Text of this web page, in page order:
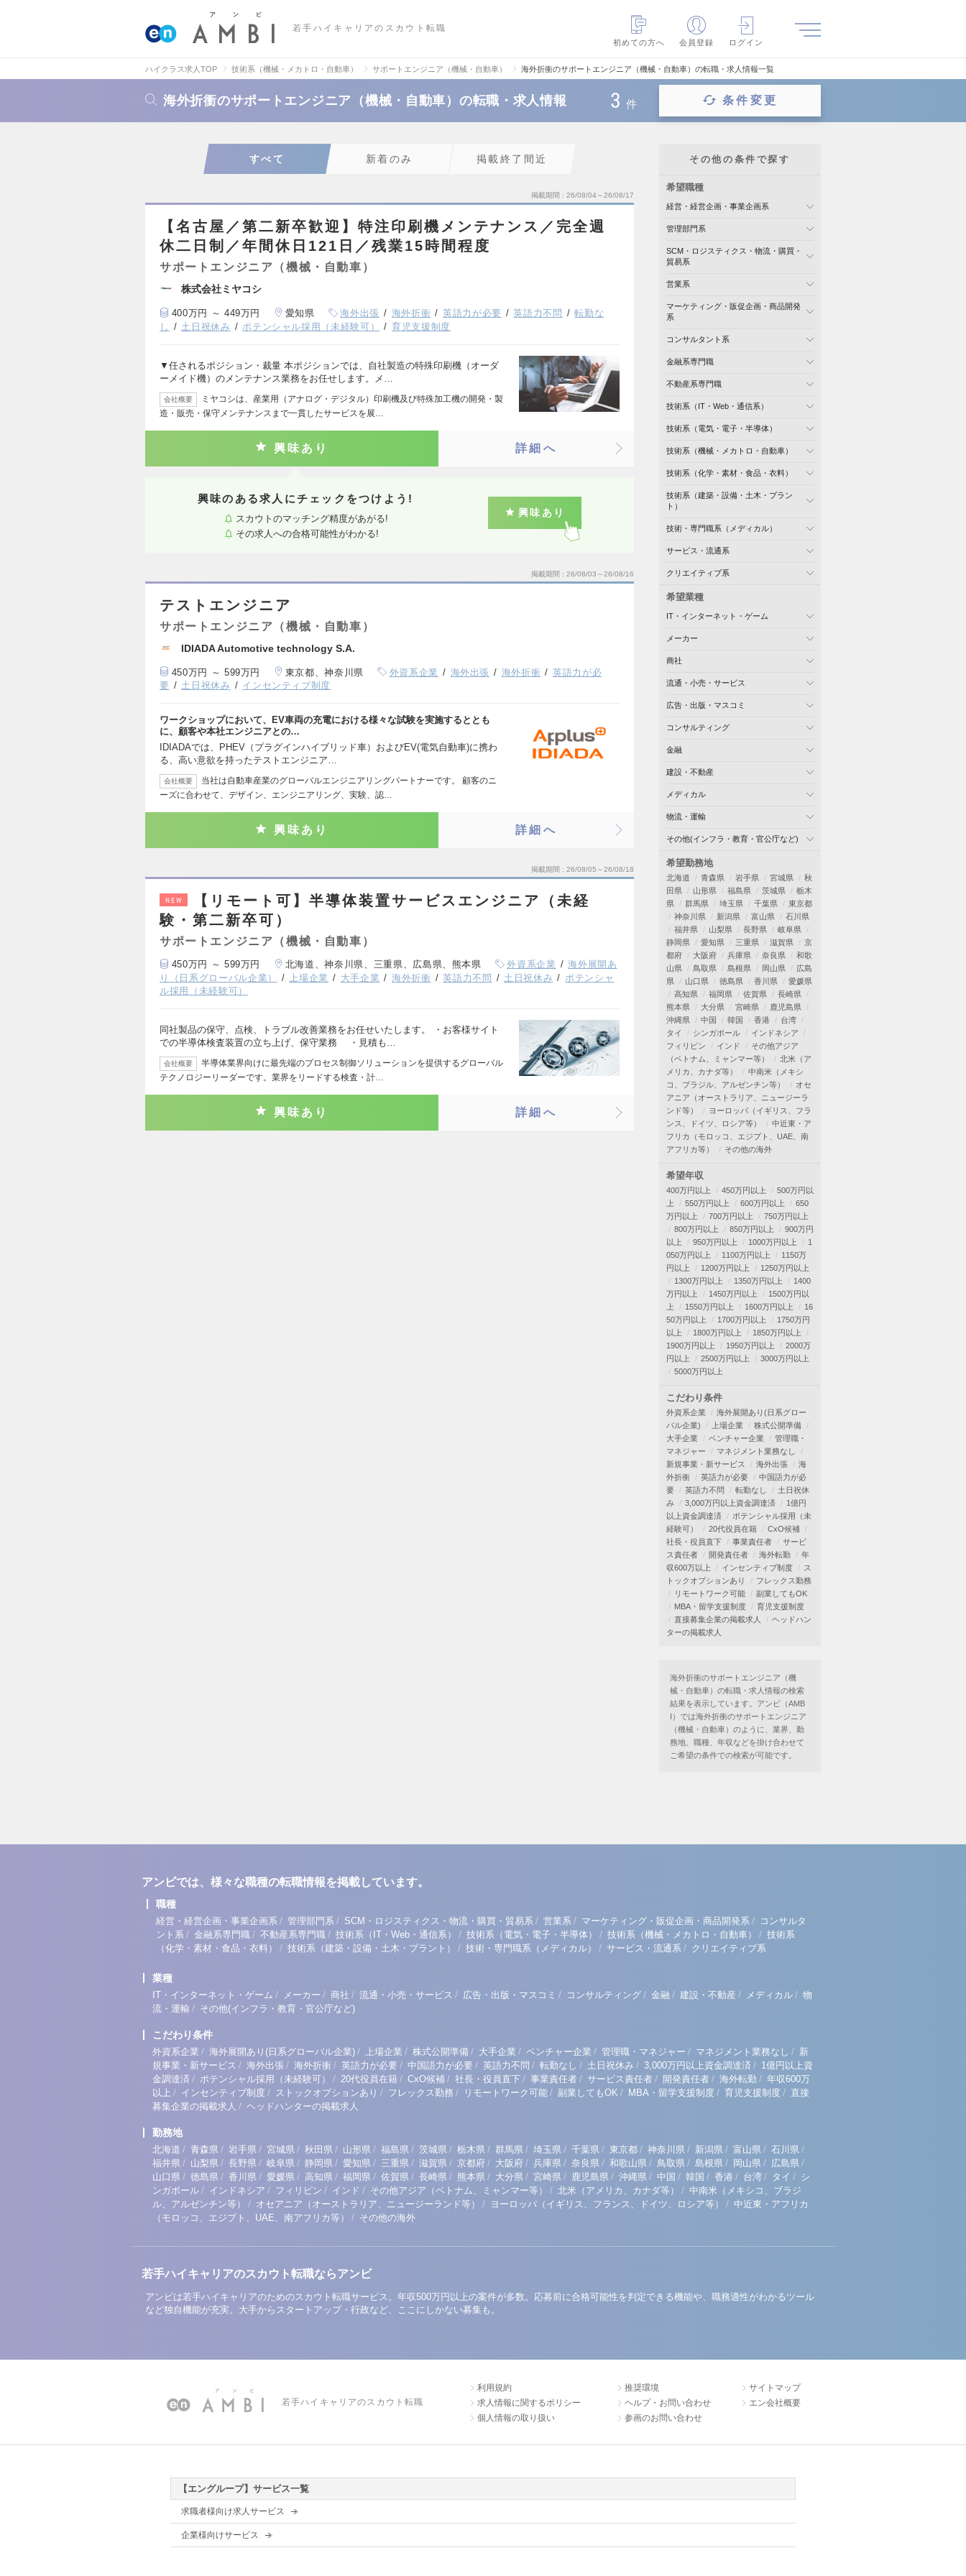
若手ハイキャリアのスカウト転職
初めての方へ
会員登録 ログイン
ハイクラス求人TOP 技術系（機械・メカトロ・自動車） サポートエンジニア（機械・自動車） 海外折衝のサポートエンジニア（機械・自動車）の転職・求人情報一覧
海外折衝のサポートエンジニア（機械・自動車）の転職・求人情報 3 件 条件変更
すべて 新着のみ 掲載終了間近
掲載期間 26/08/04～26/08/17
【名古屋／第二新卒歓迎】特注印刷機メンテナンス／完全週
休二日制／年間休日121日／残業15時間程度
サポートエンジニア（機械・自動車）
株式会社ミヤコシ
400万円 ～ 449万円 愛知県 海外出張 海外折衝 英語力が必要 英語力不問
転勤な
し
土日祝休み ポテンシャル採用（未経験可） 育児支援制度
▼任されるポジション・裁量 本ポジションでは、自社製造の特殊印刷機（オーダ
ーメイド機）のメンテナンス業務をお任せします。メ…
会社概要
ミヤコシは、産業用（アナログ・デジタル）印刷機及び特殊加工機の開発・製
造・販売・保守メンテナンスまで一貫したサービスを展…
興味あり 詳細へ
興味のある求人にチェックをつけよう!
スカウトのマッチング精度があがる!
その求人への合格可能性がわかる!
興味あり
掲載期間 26/08/03～26/08/16
テストエンジニア
サポートエンジニア（機械・自動車）
IDIADA Automotive technology S.A.
450万円 ～ 599万円 東京都、神奈川県 外資系企業 海外出張 海外折衝
英語力が必
要
土日祝休み インセンティブ制度
ワークショップにおいて、EV車両の充電における様々な試験を実施するととも
に、顧客や本社エンジニアとの…
IDIADAでは、PHEV（プラグインハイブリッド車）およびEV(電気自動車)に携わ
る、高い意欲を持ったテストエンジニア…
会社概要
当社は自動車産業のグローバルエンジニアリングパートナーです。 顧客のニ
ーズに合わせて、デザイン、エンジニアリング、実験、認…
興味あり 詳細へ
掲載期間 26/08/05～26/08/18
NEW
【リモート可】半導体装置サービスエンジニア（未経
験・第二新卒可）
サポートエンジニア（機械・自動車）
450万円 ～ 599万円 北海道、神奈川県、三重県、広島県、熊本県 外資系企業
海外展開あ
り（日系グローバル企業）
上場企業 大手企業 海外折衝 英語力不問 土日祝休み
ポテンシャ
ル採用（未経験可）
同社製品の保守、点検、トラブル改善業務をお任せいたします。 ・お客様サイト
での半導体検査装置の立ち上げ、保守業務 ・見積も…
会社概要
半導体業界向けに最先端のプロセス制御ソリューションを提供するグローバル
テクノロジーリーダーです。業界をリードする検査・計…
興味あり 詳細へ
その他の条件で探す
希望職種
経営・経営企画・事業企画系
管理部門系
SCM・ロジスティクス・物流・購買・
貿易系
営業系
マーケティング・販促企画・商品開発
系
コンサルタント系
金融系専門職
不動産系専門職
技術系（IT・Web・通信系）
技術系（電気・電子・半導体）
技術系（機械・メカトロ・自動車）
技術系（化学・素材・食品・衣料）
技術系（建築・設備・土木・プラン
ト）
技術・専門職系（メディカル）
サービス・流通系
クリエイティブ系
希望業種
IT・インターネット・ゲーム
メーカー
商社
流通・小売・サービス
広告・出版・マスコミ
コンサルティング
金融
建設・不動産
メディカル
物流・運輸
その他(インフラ・教育・官公庁など)
希望勤務地
北海道 青森県 岩手県 宮城県
秋
田県
山形県 福島県 茨城県
栃木
県
群馬県 埼玉県 千葉県
東京都
神奈川県
新潟県 富山県
石川県
福井県
山梨県 長野県
岐阜県
静岡県
愛知県 三重県 滋賀県
京
都府
大阪府 兵庫県 奈良県
和歌
山県
鳥取県 島根県 岡山県
広島
県
山口県 徳島県 香川県
愛媛県
高知県
福岡県 佐賀県
長崎県
熊本県
大分県 宮崎県
鹿児島県
沖縄県
中国 韓国 香港
台湾
タイ
シンガポール
インドネシア
フィリピン
インド
その他アジア
（ベトナム、ミャンマー等）
北米（ア
メリカ、カナダ等）
中南米（メキシ
コ、ブラジル、アルゼンチン等）
オセ
アニア（オーストラリア、ニュージーラ
ンド等）
ヨーロッパ（イギリス、フラ
ンス、ドイツ、ロシア等）
中近東・ア
フリカ（モロッコ、エジプト、UAE、南
アフリカ等）
その他の海外
希望年収
400万円以上 450万円以上
500万円以
上
550万円以上 600万円以上
650
万円以上
700万円以上
750万円以上
800万円以上
850万円以上
900万円
以上
950万円以上 1000万円以上
1
050万円以上
1100万円以上
1150万
円以上
1200万円以上
1250万円以上
1300万円以上
1350万円以上
1400
万円以上
1450万円以上
1500万円以
上
1550万円以上 1600万円以上
16
50万円以上
1700万円以上
1750万円
以上
1800万円以上
1850万円以上
1900万円以上
1950万円以上
2000万
円以上
2500万円以上
3000万円以上
5000万円以上
こだわり条件
外資系企業
海外展開あり(日系グロー
バル企業)
上場企業
株式公開準備
大手企業
ベンチャー企業
管理職・
マネジャー
マネジメント業務なし
新規事業・新サービス
海外出張
海
外折衝
英語力が必要
中国語力が必
要
英語力不問 転勤なし
土日祝休
み
3,000万円以上資金調達済
1億円
以上資金調達済
ポテンシャル採用（未
経験可）
20代役員在籍
CxO候補
社長・役員直下
事業責任者
サービ
ス責任者
開発責任者 海外転勤
年
収600万以上
インセンティブ制度
ス
トックオプションあり
フレックス勤務
リモートワーク可能
副業してもOK
MBA・留学支援制度
育児支援制度
直接募集企業の掲載求人
ヘッドハン
ターの掲載求人
海外折衝のサポートエンジニア（機
械・自動車）の転職・求人情報の検索
結果を表示しています。アンビ（AMB
I）では海外折衝のサポートエンジニア
（機械・自動車）のように、業界、勤
務地、職種、年収などを掛け合わせて
ご希望の条件での検索が可能です。
アンビでは、様々な職種の転職情報を掲載しています。
職種
経営・経営企画・事業企画系 / 管理部門系 / SCM・ロジスティクス・物流・購買・貿易系 / 営業系 / マーケティング・販促企画・商品開発系 / コンサルタ
ント系 / 金融系専門職 / 不動産系専門職 / 技術系（IT・Web・通信系） / 技術系（電気・電子・半導体） / 技術系（機械・メカトロ・自動車） / 技術系
（化学・素材・食品・衣料）
/ 技術系（建築・設備・土木・プラント） / 技術・専門職系（メディカル） / サービス・流通系 / クリエイティブ系
業種
IT・インターネット・ゲーム / メーカー / 商社 / 流通・小売・サービス / 広告・出版・マスコミ / コンサルティング / 金融 / 建設・不動産 / メディカル / 物
流・運輸 / その他(インフラ・教育・官公庁など)
こだわり条件
外資系企業 / 海外展開あり(日系グローバル企業) / 上場企業 / 株式公開準備 / 大手企業 / ベンチャー企業 / 管理職・マネジャー / マネジメント業務なし / 新
規事業・新サービス / 海外出張 / 海外折衝 / 英語力が必要 / 中国語力が必要 / 英語力不問 / 転勤なし / 土日祝休み / 3,000万円以上資金調達済 / 1億円以上資
金調達済 / ポテンシャル採用（未経験可） / 20代役員在籍 / CxO候補 / 社長・役員直下 / 事業責任者 / サービス責任者 / 開発責任者 / 海外転勤 / 年収600万
以上 / インセンティブ制度 / ストックオプションあり / フレックス勤務 / リモートワーク可能 / 副業してもOK / MBA・留学支援制度 / 育児支援制度 / 直接
募集企業の掲載求人 / ヘッドハンターの掲載求人
勤務地
北海道 / 青森県 / 岩手県 / 宮城県 / 秋田県 / 山形県 / 福島県 / 茨城県 / 栃木県 / 群馬県 / 埼玉県 / 千葉県 / 東京都 / 神奈川県 / 新潟県 / 富山県 / 石川県 /
福井県 / 山梨県 / 長野県 / 岐阜県 / 静岡県 / 愛知県 / 三重県 / 滋賀県 / 京都府 / 大阪府 / 兵庫県 / 奈良県 / 和歌山県 / 鳥取県 / 島根県 / 岡山県 / 広島県 /
山口県 / 徳島県 / 香川県 / 愛媛県 / 高知県 / 福岡県 / 佐賀県 / 長崎県 / 熊本県 / 大分県 / 宮崎県 / 鹿児島県 / 沖縄県 / 中国 / 韓国 / 香港 / 台湾 / タイ / シ
ンガポール / インドネシア / フィリピン / インド / その他アジア（ベトナム、ミャンマー等） / 北米（アメリカ、カナダ等） / 中南米（メキシコ、ブラジ
ル、アルゼンチン等）
/ オセアニア（オーストラリア、ニュージーランド等） / ヨーロッパ（イギリス、フランス、ドイツ、ロシア等） / 中近東・アフリカ
（モロッコ、エジプト、UAE、南アフリカ等）
/ その他の海外
若手ハイキャリアのスカウト転職ならアンビ
アンビは若手ハイキャリアのためのスカウト転職サービス。年収500万円以上の案件が多数。応募前に合格可能性を判定できる機能や、職務適性がわかるツール
など独自機能が充実。大手からスタートアップ・行政など、ここにしかない募集も。
若手ハイキャリアのスカウト転職
利用規約
求人情報に関するポリシー
個人情報の取り扱い
推奨環境
ヘルプ・お問い合わせ
参画のお問い合わせ
サイトマップ
エン会社概要
【エングループ】サービス一覧
求職者様向け求人サービス
企業様向けサービス